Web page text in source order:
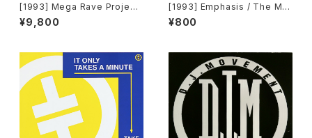
[1993] Mega Rave Project
Produced By John Robins
on – Rave Technopolis To
¥9,800
[1993] Emphasis / The Ma
nipulator – Goodbye Baby
Say Goodbye / Do Ya Wan
¥800